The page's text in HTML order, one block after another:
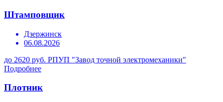
Штамповщик
Дзержинск
06.08.2026
до 2620 руб. РПУП "Завод точной электромеханики"
Подробнее
Плотник